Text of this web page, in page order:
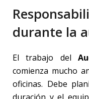
durante la
El trabajo del
comienza mucho
oficinas. Debe